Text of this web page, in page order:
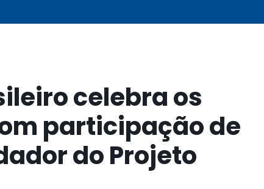
celebra os
participação de
do Projeto